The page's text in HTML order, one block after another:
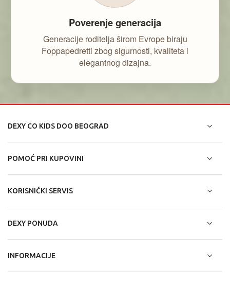
Poverenje generacija
Generacije roditelja širom Evrope biraju
Foppapedretti zbog sigurnosti, kvaliteta i
elegantnog dizajna.
DEXY CO KIDS DOO BEOGRAD
POMOĆ PRI KUPOVINI
KORISNIČKI SERVIS
DEXY PONUDA
INFORMACIJE